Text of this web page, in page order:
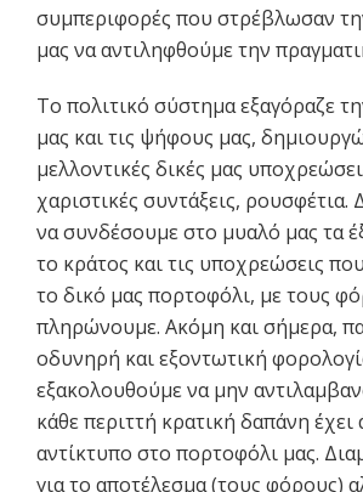
συμπεριφορές που στρέβλωσαν
μας να αντιληφθούμε την
Το πολιτικό σύστημα εξαγόραζε
μας και τις ψήφους μας,
μελλοντικές δικές μας
χαριστικές συντάξεις, ρουσφέτια.
να συνδέσουμε στο μυαλό μας τα
το κράτος και τις υποχρεώσεις
το δικό μας πορτοφόλι, με τους
πληρώνουμε. Ακόμη και σήμερα,
οδυνηρή και εξοντωτική
εξακολουθούμε να μην
κάθε περιττή κρατική δαπάνη έχει
αντίκτυπο στο πορτοφόλι μας.
για το αποτέλεσμα (τους φόρους)